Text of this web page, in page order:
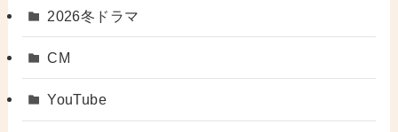
2026冬ドラマ
CM
YouTube